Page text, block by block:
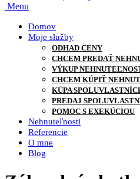
Menu
Domov
Moje služby
ODHAD CENY
CHCEM PREDAŤ
VÝKUP
CHCEM KÚPIŤ
KÚPA
PREDAJ
POMOC S EXEKÚCIOU
Nehnuteľnosti
Referencie
O mne
Blog